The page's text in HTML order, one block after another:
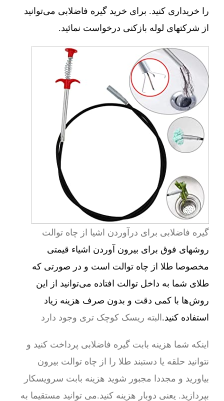
را خریداری کنید. برای خرید گیره فاضلابی می‌توانید
از شرکتهای لوله بازکنی درخواست نمائید.
گیره فاضلابی برای درآوردن اشیا از چاه توالت
روشهای فوق برای بیرون آوردن اشیاء قیمتی
مخصوصا طلا از چاه توالت است و در صورتی که
طلای شما به داخل توالت افتاده می‌توانید از این
روش‌ها با کمی دقت و بدون صرف هزینه زیاد
استفاده کنید.البته ریسک کوچک تری وجود دارد
اینکه شما هزینه بابت گیره فاضلابی پرداخت کنید و
نتوانید حلقه یا دستبند طلا را از چاه توالت بیرون
بیاورید و مجددا مجبور شوید هزینه بابت سرویسکار
بپردازید. یعنی دوبار هزینه کنید.می توانید مستقیما به